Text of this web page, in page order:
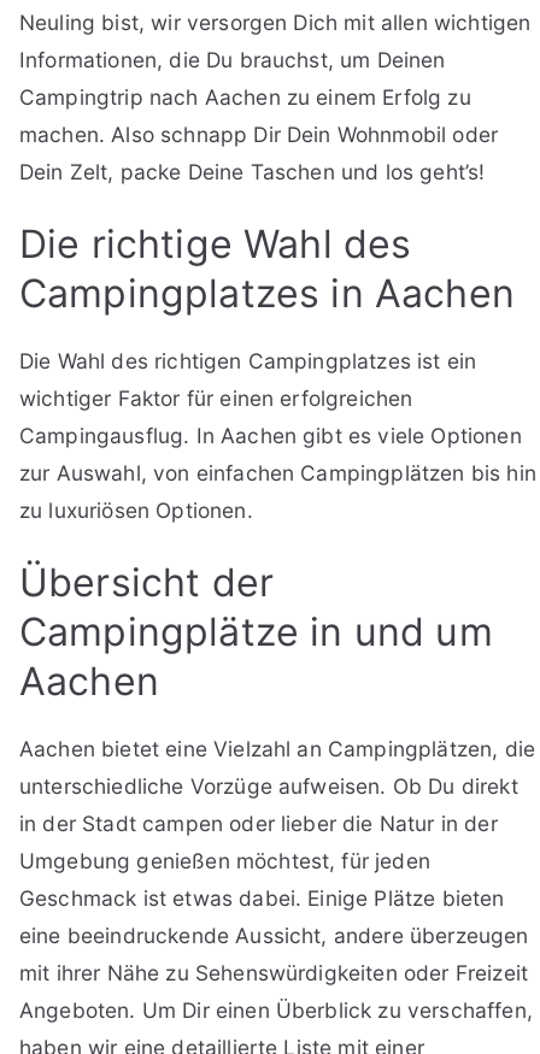
Neuling bist, wir versorgen Dich mit allen wichtigen
Informationen, die Du brauchst, um Deinen
Campingtrip nach Aachen zu einem Erfolg zu
machen. Also schnapp Dir Dein Wohnmobil oder
Dein Zelt, packe Deine Taschen und los geht’s!
Die richtige Wahl des
Campingplatzes in Aachen
Die Wahl des richtigen Campingplatzes ist ein
wichtiger Faktor für einen erfolgreichen
Campingausflug. In Aachen gibt es viele Optionen
zur Auswahl, von einfachen Campingplätzen bis hin
zu luxuriösen Optionen.
Übersicht der
Campingplätze in und um
Aachen
Aachen bietet eine Vielzahl an Campingplätzen, die
unterschiedliche Vorzüge aufweisen. Ob Du direkt
in der Stadt campen oder lieber die Natur in der
Umgebung genießen möchtest, für jeden
Geschmack ist etwas dabei. Einige Plätze bieten
eine beeindruckende Aussicht, andere überzeugen
mit ihrer Nähe zu Sehenswürdigkeiten oder Freizeit
Angeboten. Um Dir einen Überblick zu verschaffen,
haben wir eine detaillierte Liste mit einer